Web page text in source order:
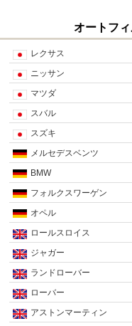
オートフ
レクサス
ニッサン
マツダ
スバル
スズキ
メルセデスベンツ
BMW
フォルクスワーゲン
オペル
ロールスロイス
ジャガー
ランドローバー
ローバー
アストンマーティン